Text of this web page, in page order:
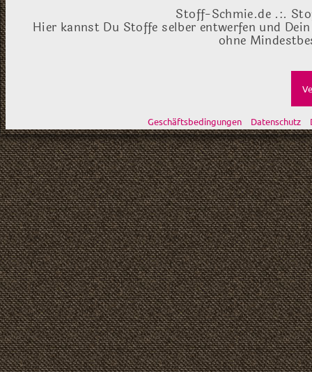
Stoff-Schmie.de .:.
Hier kannst Du Stoffe selber entwerfen und
ohne
Geschäftsbedingungen Datenschutz